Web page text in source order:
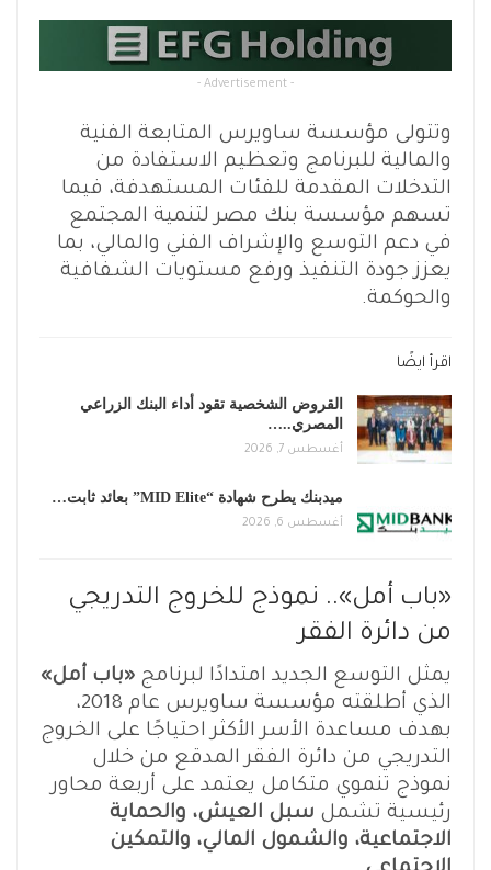
- Advertisement -
وتتولى مؤسسة ساويرس المتابعة الفنية
والمالية للبرنامج وتعظيم الاستفادة من
التدخلات المقدمة للفئات المستهدفة، فيما
تسهم مؤسسة بنك مصر لتنمية المجتمع
في دعم التوسع والإشراف الفني والمالي، بما
يعزز جودة التنفيذ ورفع مستويات الشفافية
والحوكمة.
اقرأ ايضًا
القروض الشخصية تقود أداء البنك الزراعي
المصري..…
أغسطس 7, 2026
ميدبنك يطرح شهادة “MID Elite” بعائد ثابت…
أغسطس 6, 2026
«باب أمل».. نموذج للخروج التدريجي
من دائرة الفقر
يمثل التوسع الجديد امتدادًا لبرنامج «باب أمل»
الذي أطلقته مؤسسة ساويرس عام 2018،
بهدف مساعدة الأسر الأكثر احتياجًا على الخروج
التدريجي من دائرة الفقر المدقع من خلال
نموذج تنموي متكامل يعتمد على أربعة محاور
رئيسية تشمل سبل العيش، والحماية
الاجتماعية، والشمول المالي، والتمكين